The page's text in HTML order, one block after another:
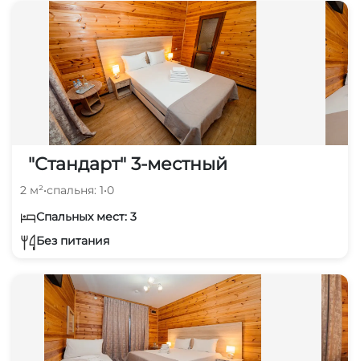
"Стандарт" 3-местный
2 м²•спальня: 1•0
Спальных мест: 3
Без питания